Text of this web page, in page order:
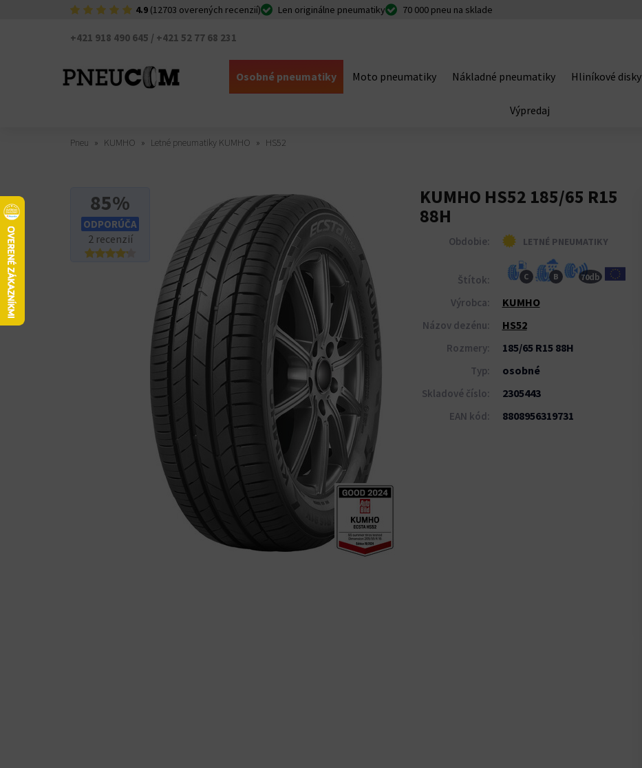
4.9 (12703 overených recenzií) Len originálne pneumatiky 70 000 pneu na sklade
+421 918 490 645 / +421 52 77 68 231
Osobné pneumatiky Moto pneumatiky Nákladné pneumatiky Hliníkové disky
Výpredaj
Pneu KUMHO Letné pneumatiky KUMHO HS52
85%
ODPORÚČA
2 recenzií
KUMHO HS52 185/65 R15
88H
Obdobie: LETNÉ PNEUMATIKY
Štítok: C B 70db
Výrobca: KUMHO
Názov dezénu: HS52
Rozmery: 185/65 R15 88H
Typ: osobné
Skladové číslo: 2305443
EAN kód: 8808956319731